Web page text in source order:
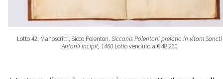
Lotto 42. Manoscritti, Sicco Polenton. Sicconis Polentoni prefatio in vitam Sancti
Antonii incipit, 1460 Lotto venduto a € 48.260